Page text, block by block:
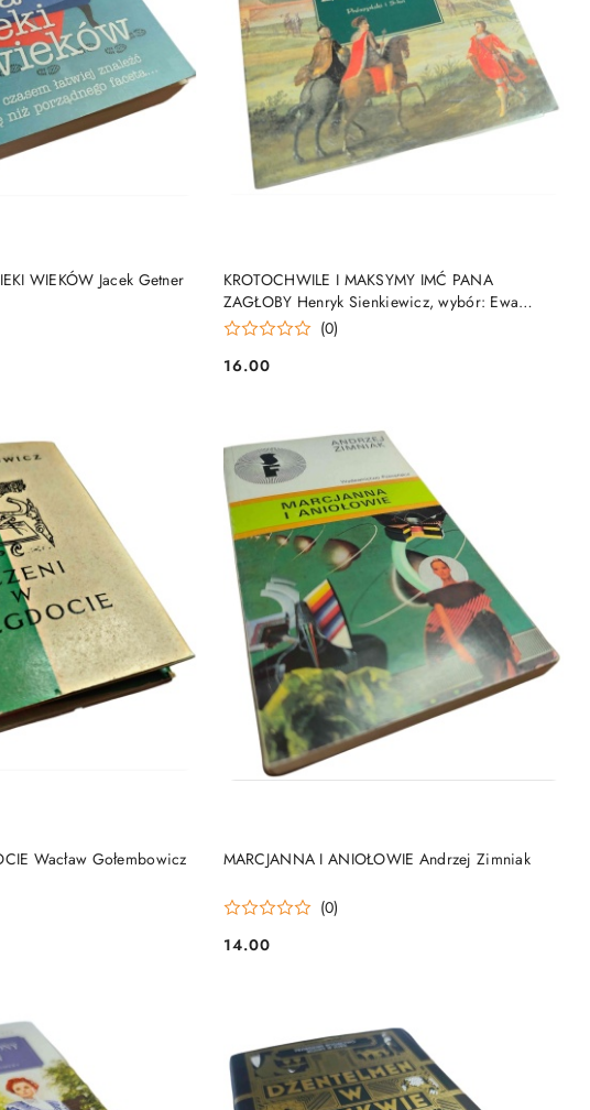
WIEKÓW Jacek Getner
KOSZYKA
KROTOCHWILE I MAKSYMY IMĆ PANA
ZAGŁOBY Henryk Sienkiewicz, wybór: Ewa
Rojewska-Olejarczuk
(0)
Cena:
16.00
DO KOSZYKA
Wacław Gołembowicz
KOSZYKA MARCJANNA I ANIOŁOWIE Andrzej Zimniak
(0)
Cena:
14.00
DO KOSZYKA